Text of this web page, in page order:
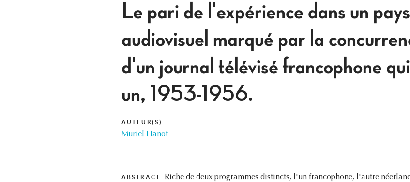
Le pari de l'expérience dans un
audiovisuel marqué par la
d'un journal télévisé francophone
un, 1953-1956.
AUTEUR(S)
Muriel Hanot
ABSTRACT
Riche de deux programmes distincts, l'un francophone, l'autre